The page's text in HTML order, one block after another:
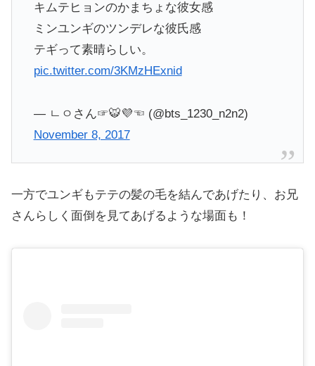
キムテヒョンのかまちょな彼女感
ミンユンギのツンデレな彼氏感
テギって素晴らしい。
pic.twitter.com/3KMzHExnid
— ㄴㅇさん☞🐯💜☜ (@bts_1230_n2n2)
November 8, 2017
一方でユンギもテテの髪の毛を結んであげたり、お兄
さんらしく面倒を見てあげるような場面も！